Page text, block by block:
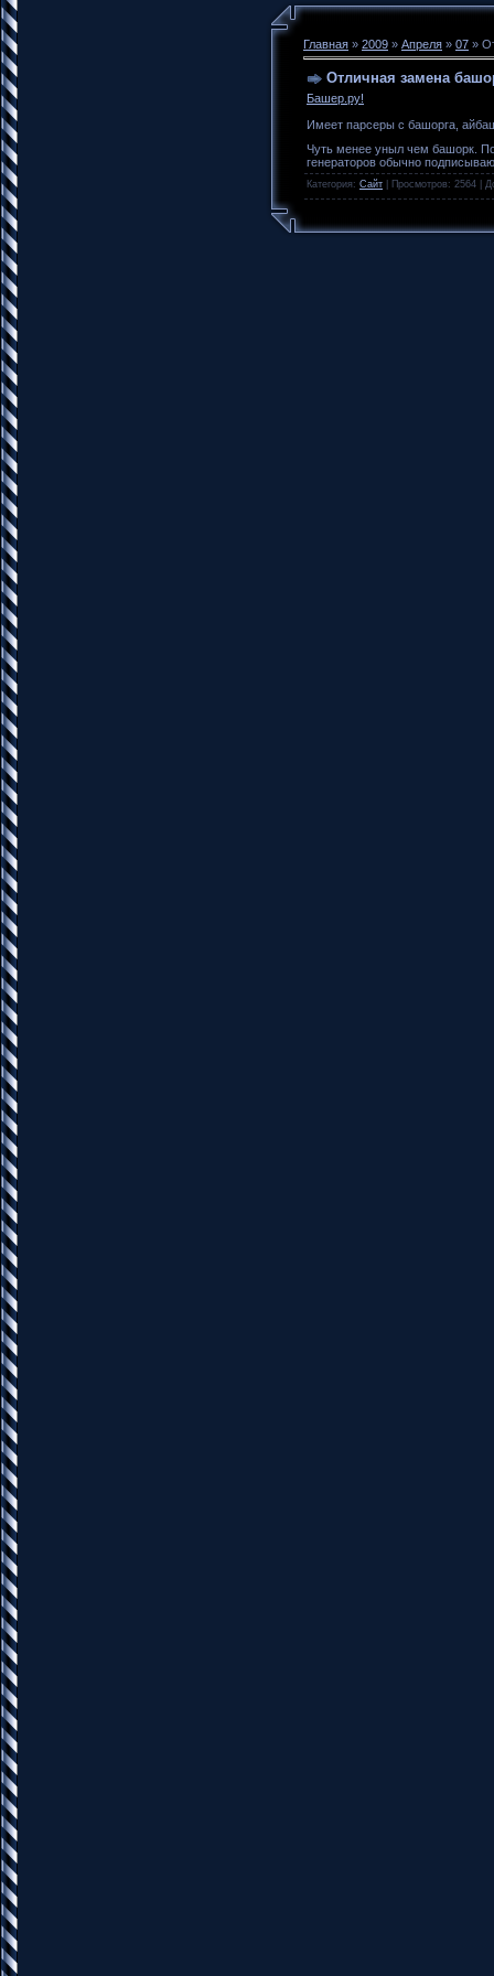
Главная » 2009 » Апреля » 07 »
Отличная замена
Башер.ру!
Имеет парсеры с башорга,
Чуть менее уныл чем башорк.
генераторов обычно
Категория: Сайт Просмотров: 2564 |